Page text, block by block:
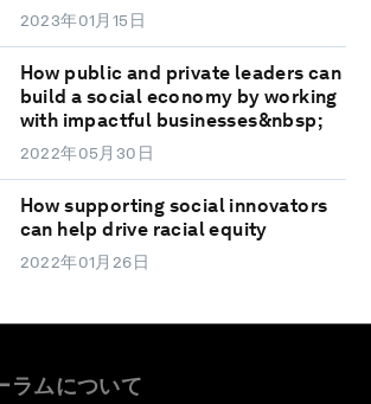
2023年01月15日
How public and private leaders can
build a social economy by working
with impactful businesses&nbsp;
2022年05月30日
How supporting social innovators
can help drive racial equity
2022年01月26日
ラムについて